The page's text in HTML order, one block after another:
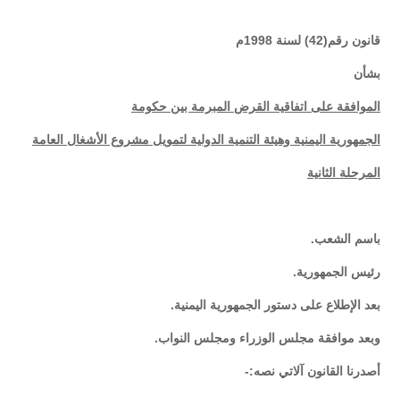
قانون رقم(42) لسنة 1998م
بشأن
الموافقة على اتفاقية القرض المبرمة بين حكومة
الجمهورية اليمنية وهيئة التنمية الدولية لتمويل مشروع الأشغال العامة
المرحلة الثانية
باسم الشعب.
رئيس الجمهورية.
بعد الإطلاع على دستور الجمهورية اليمنية.
وبعد موافقة مجلس الوزراء ومجلس النواب.
أصدرنا القانون آلاتي نصه:-